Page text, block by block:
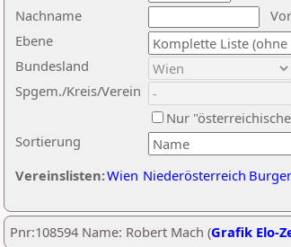
Nachname
Ebene
Sortierung
Bundesland
Spgem./Kreis/Verein
Nur
Vereinslisten:Wien Niederösterreich
Pnr:108594 Name: Robert Mach (Grafik Elo-